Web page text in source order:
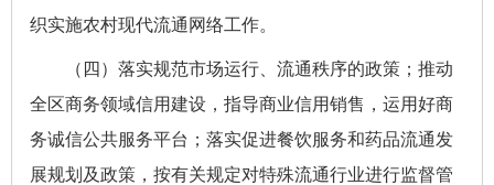
织实施农村现代流通网络工作。
（四）落实规范市场运行、流通秩序的政策；推动
全区商务领域信用建设，指导商业信用销售，运用好商
务诚信公共服务平台 ； 落实促进餐饮服务和药品流通发
展规划及政策，按有关规定对特殊流通行业进行监督管